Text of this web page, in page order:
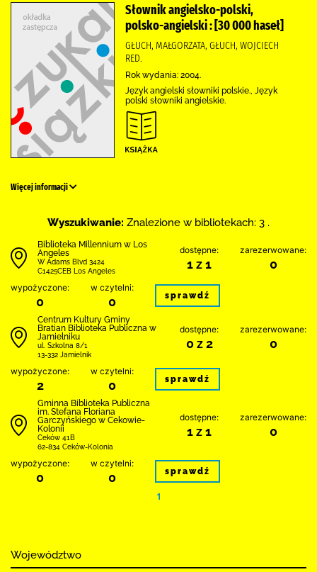
Słownik angielsko-polski,
polsko-angielski : [30 000 haseł]
GŁUCH, MAŁGORZATA, GŁUCH, WOJCIECH
RED.
Rok wydania: 2004.
Język angielski słowniki polskie., Język
polski słowniki angielskie.
Więcej informacji
Wyszukiwanie: Znalezione w bibliotekach: 3 .
Biblioteka Millennium w Los
Angeles
W Adams Blvd 3424
C1425CEB Los Angeles
dostępne:
1 z 1
zarezerwowane:
0
wypożyczone:
0
w czytelni:
0 sprawdź
Centrum Kultury Gminy
Bratian Biblioteka Publiczna w
Jamielniku
ul. Szkolna 8/1
13-332 Jamielnik
dostępne:
0 z 2
zarezerwowane:
0
wypożyczone:
2
w czytelni:
0 sprawdź
Gminna Biblioteka Publiczna
im. Stefana Floriana
Garczyńskiego w Cekowie-
Kolonii
Ceków 41B
62-834 Ceków-Kolonia
dostępne:
1 z 1
zarezerwowane:
0
wypożyczone:
0
w czytelni:
0 sprawdź
1
Województwo